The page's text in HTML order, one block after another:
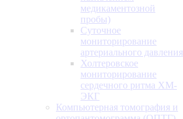
медикаментозной
пробы)
Суточное
мониторирование
артериального давления
Холтеровское
мониторирование
сердечного ритма ХМ-
ЭКГ
Компьютерная томография и